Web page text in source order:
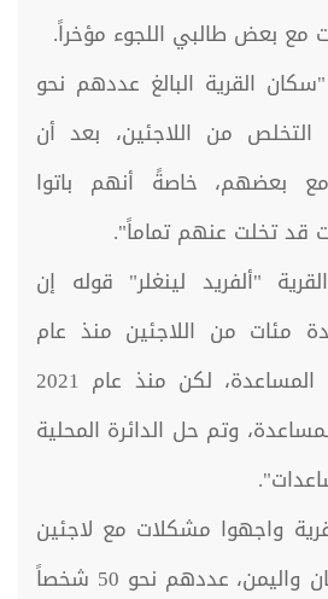
بعض طالبي اللجوء مؤخراً.
القرية البالغ عددهم نحو
التخلص من اللاجئين، بعد أن
بعضهم، خاصةً أنهم باتوا
قد تخلت عنهم تماماً".
"ألفريد لينغلر" قوله إن
مئات من اللاجئين منذ عام
2015، وقدموا لهم المساعدة، لكن منذ عام 2021
وتم حل الدائرة المحلية
واجهوا مشكلات مع لاجئين
من سوريا وأفغانستان واليمن، عددهم نحو 50 شخصاً